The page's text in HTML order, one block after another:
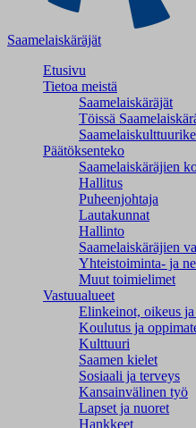
Saamelaiskäräjät
Etusivu
Tietoa meistä
Saamelaiskäräjät
Töissä
Päätöksenteko
Saamelaiskäräjien
Hallitus
Puheenjohtaja
Lautakunnat
Hallinto
Saamelaiskäräjien
Yhteistoiminta- ja
Muut toimielimet
Vastuualueet
Elinkeinot, oikeus
Koulutus ja
Kulttuuri
Saamen kielet
Sosiaali ja terveys
Kansainvälinen työ
Lapset ja nuoret
Hankkeet